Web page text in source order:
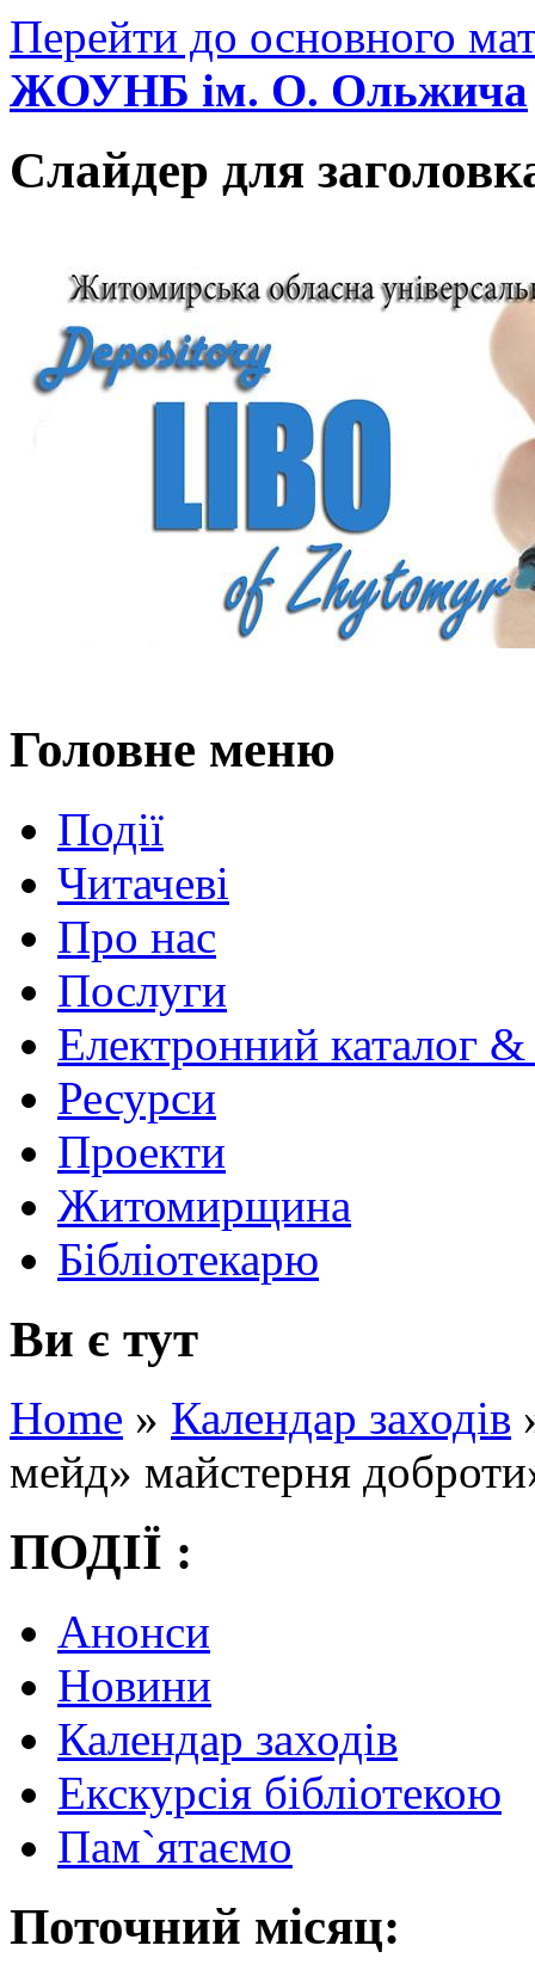
Перейти до основного
ЖОУНБ ім. О. Ольжича
Слайдер для
Головне меню
Події
Читачеві
Про нас
Послуги
Електронний каталог
Ресурси
Проекти
Житомирщина
Бібліотекарю
Ви є тут
Home » Календар заходів
мейд» майстерня
ПОДІЇ :
Анонси
Новини
Календар заходів
Екскурсія бібліотекою
Пам`ятаємо
Поточний місяц: